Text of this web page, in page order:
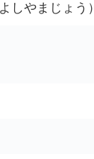
しやまじょう）